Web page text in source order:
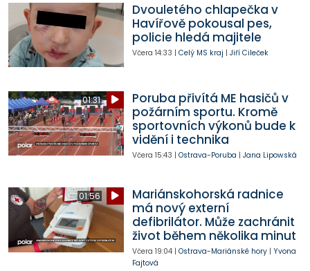
Dvouletého chlapečka v
Havířově pokousal pes,
policie hledá majitele
Včera 14:33 | Celý MS kraj | Jiří Cileček
01:31
Poruba přivítá ME hasičů v
požárním sportu. Kromě
sportovních výkonů bude k
vidění i technika
Včera 15:43 | Ostrava-Poruba | Jana Lipowská
01:56
Mariánskohorská radnice
má nový externí
defibrilátor. Může zachránit
život během několika minut
Včera 19:04| Ostrava-Mariánské hory| Yvona
Fajtová